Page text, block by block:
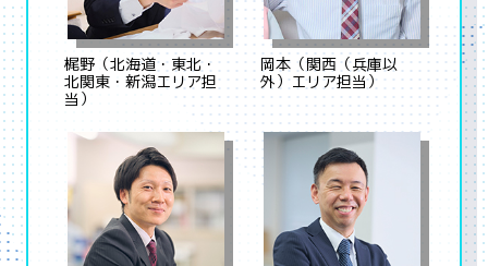
梶野（北海道・東北・
北関東・新潟エリア担
当）
岡本（関西（兵庫以
外）エリア担当）